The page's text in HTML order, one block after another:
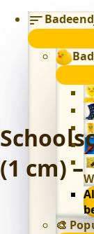
🎨
(1 cm) –